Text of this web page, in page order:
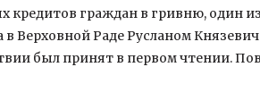
кредитов граждан в гривню, один
в Верховной Раде Русланом
был принят в первом чтении.